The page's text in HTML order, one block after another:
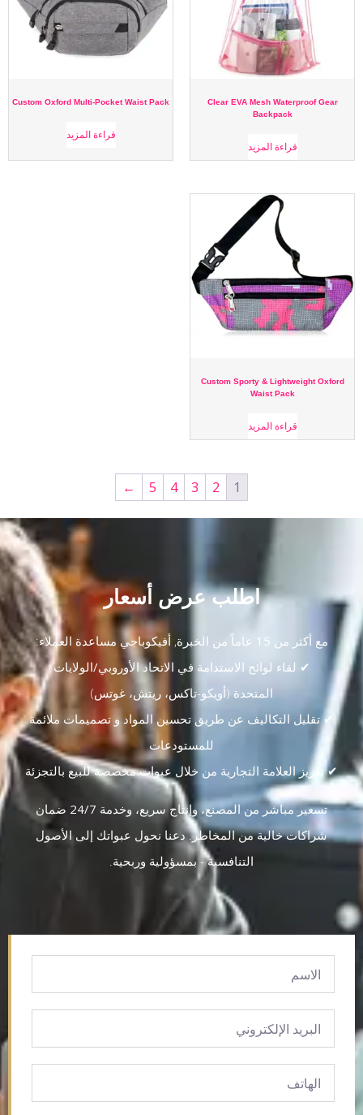
Clear EVA Mesh Waterproof Gear
Backpack
قراءة المزيد
Custom Oxford Multi-Pocket Waist Pack
قراءة المزيد
Custom Sporty & Lightweight Oxford
Waist Pack
قراءة المزيد
1
2
3
4
5
←
اطلب عرض أسعار
مع أكثر من 15 عاماً من الخبرة ,أفيكوباجي مساعدة العملاء:
✔ لقاء لوائح الاستدامة في الاتحاد الأوروبي/الولايات
المتحدة (أويكو-تاكس، ريتش، غوتس)
✔ تقليل التكاليف عن طريق تحسين الموادو تصميمات ملائمة
للمستودعات
✔ تعزيز العلامة التجارية من خلال عبوات مخصصة للبيع بالتجزئة
تسعير مباشر من المصنع، وإنتاج سريع، وخدمة 24/7
ضمان
شراكات خالية من المخاطر. دعنا نحول عبواتك إلىالأصول
التنافسية- بمسؤولية وربحية.